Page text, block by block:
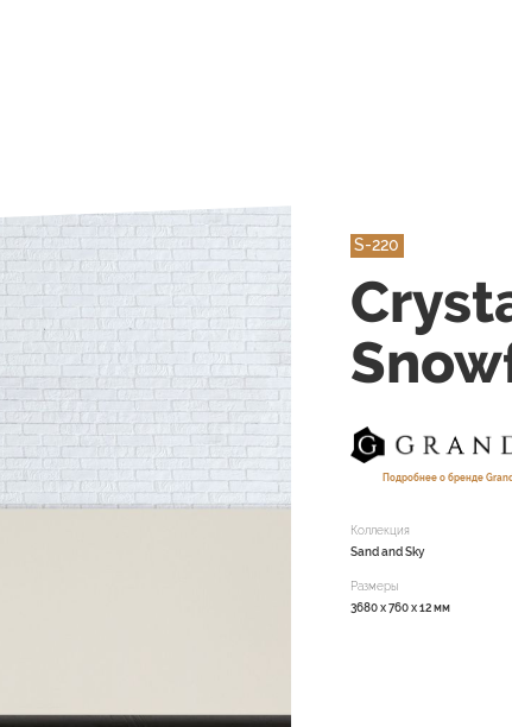
S-220
Подробнее о бренде
Коллекция
Sand and Sky
Размеры
3680 х 760 х 12 мм